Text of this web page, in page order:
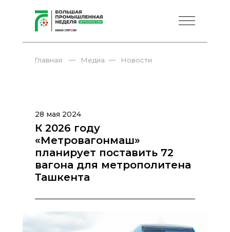
Главная Новости
— Медиа —
К 2026 году
«Метровагонмаш»
планирует поставить 72
вагона для метрополитена
Ташкента
28 мая 2024